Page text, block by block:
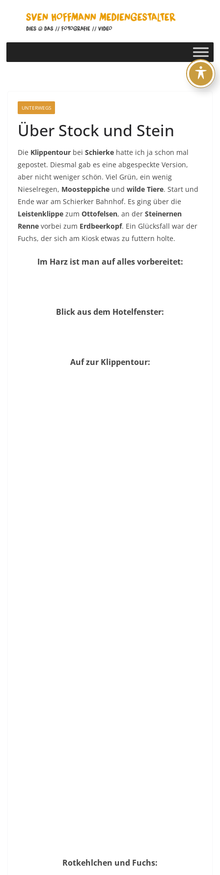
springen
UNTERWEGS
Über Stock und Stein
Die Klippentour bei Schierke hatte ich ja schon mal
gepostet. Diesmal gab es eine abgespeckte Version,
aber nicht weniger schön. Viel Grün, ein wenig
Nieselregen, Moosteppiche und wilde Tiere. Start und
Ende war am Schierker Bahnhof. Es ging über die
Leistenklippe zum Ottofelsen, an der Steinernen
Renne vorbei zum Erdbeerkopf. Ein Glücksfall war der
Fuchs, der sich am Kiosk etwas zu futtern holte.
Im Harz ist man auf alles vorbereitet:
Blick aus dem Hotelfenster:
Auf zur Klippentour:
Rotkehlchen und Fuchs: